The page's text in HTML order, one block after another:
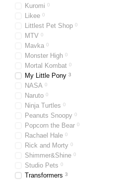
Kuromi 0
Likee 0
Littlest Pet Shop 0
MTV 0
Mavka 0
Monster High 0
Mortal Kombat 0
My Little Pony 3
NASA 0
Naruto 0
Ninja Turtles 0
Peanuts Snoopy 0
Popcorn the Bear 0
Rachael Hale 0
Rick and Morty 0
Shimmer&Shine 0
Studio Pets 0
Transformers 3